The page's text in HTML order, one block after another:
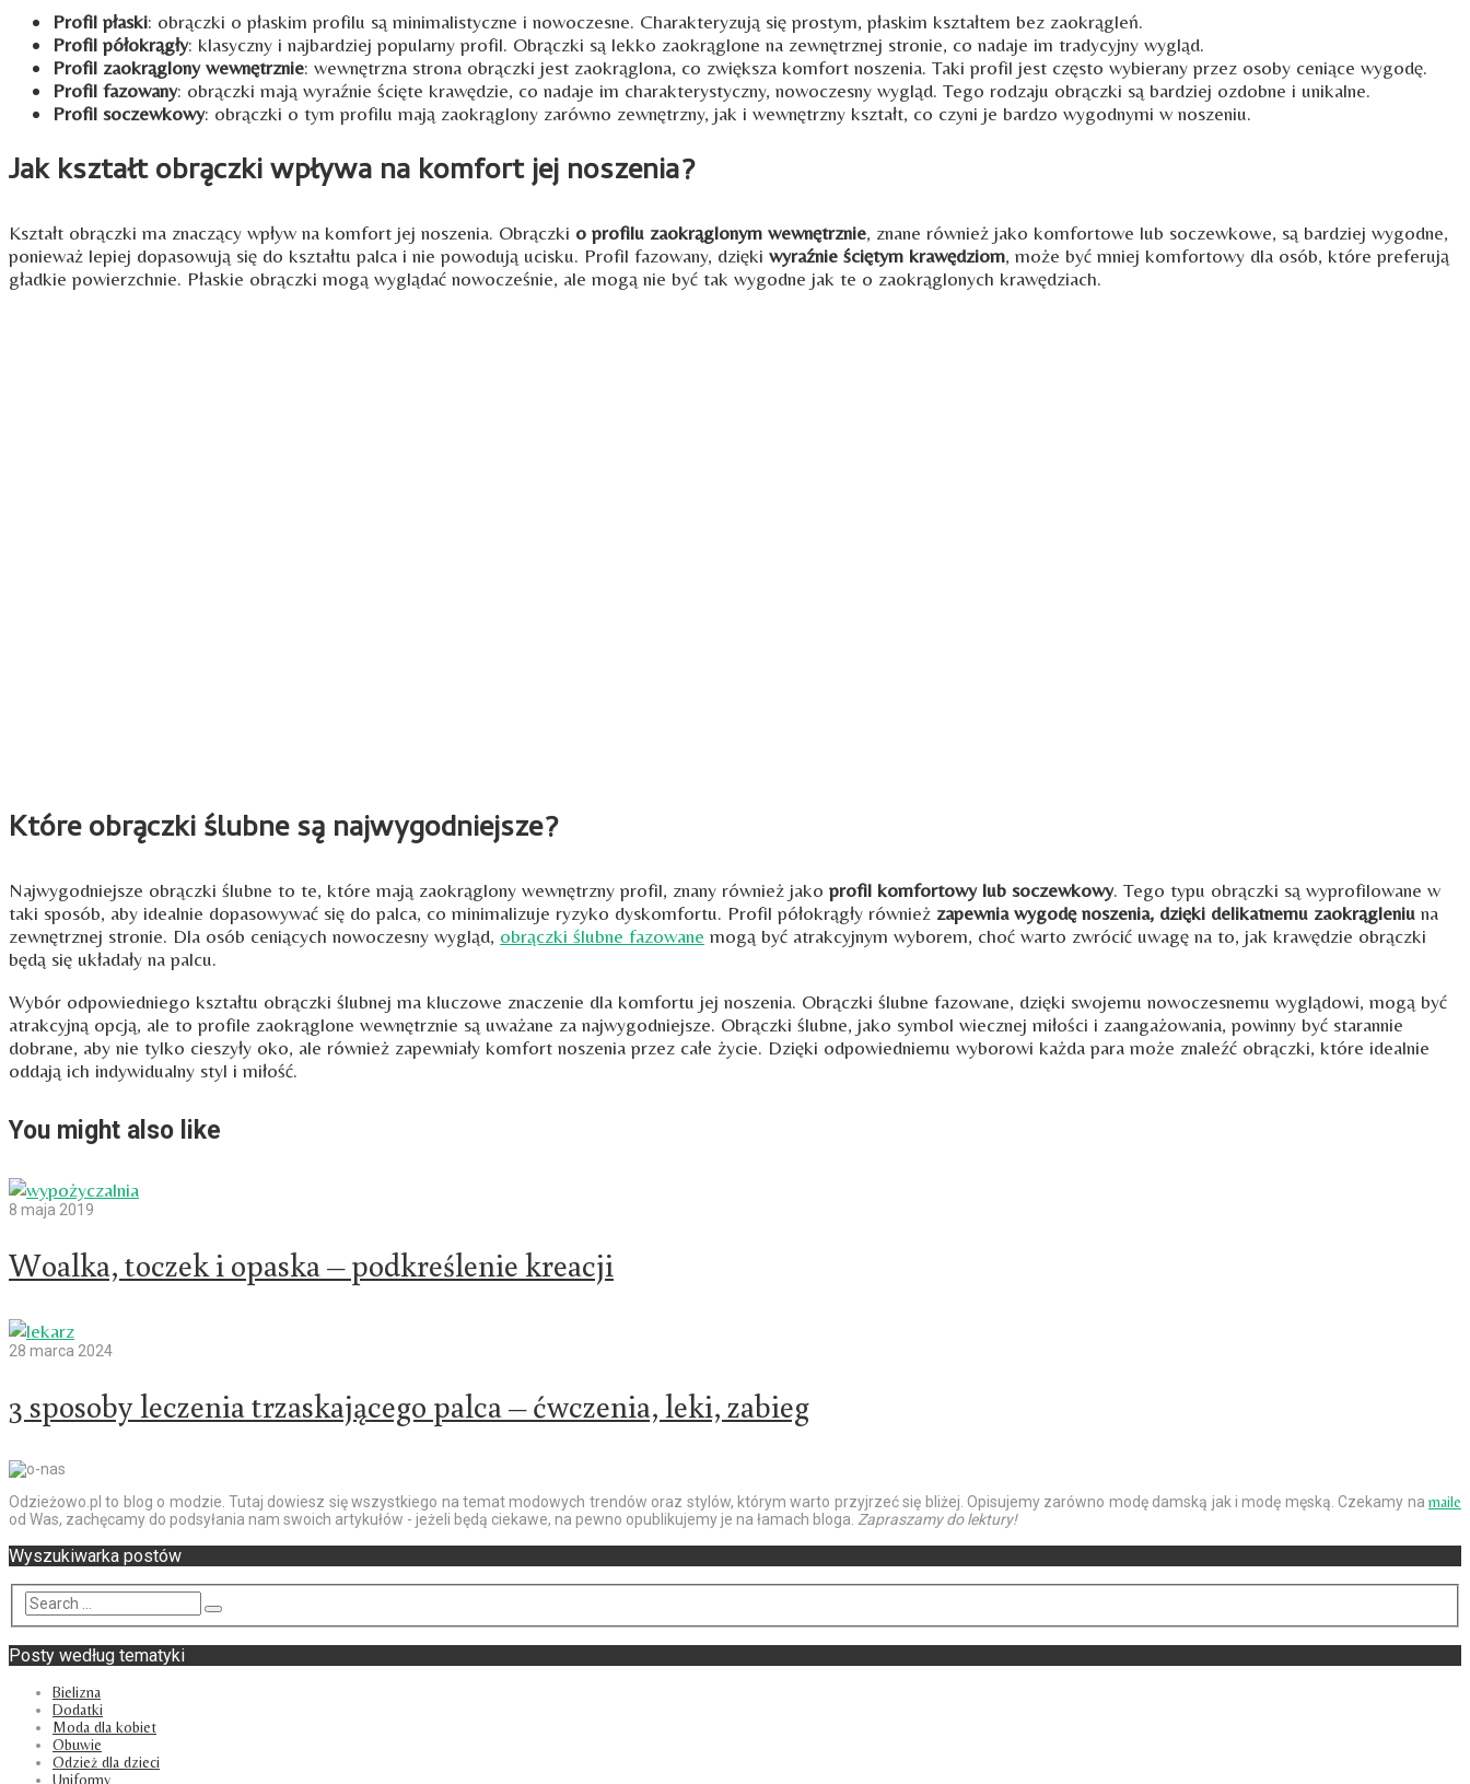
Profil płaski: obrączki o płaskim profilu są minimalistyczne i nowoczesne. Charakteryzują się prostym, płaskim kształtem bez zaokrągleń.
Profil półokrągły: klasyczny i najbardziej popularny profil. Obrączki są lekko zaokrąglone na zewnętrznej stronie, co nadaje im tradycyjny wygląd.
Profil zaokrąglony wewnętrznie: wewnętrzna strona obrączki jest zaokrąglona, co zwiększa komfort noszenia. Taki profil jest często wybierany przez osoby ceniące wygodę.
Profil fazowany: obrączki mają wyraźnie ścięte krawędzie, co nadaje im charakterystyczny, nowoczesny wygląd. Tego rodzaju obrączki są bardziej ozdobne i unikalne.
Profil soczewkowy: obrączki o tym profilu mają zaokrąglony zarówno zewnętrzny, jak i wewnętrzny kształt, co czyni je bardzo wygodnymi w noszeniu.
Jak kształt obrączki wpływa na komfort jej noszenia?
Kształt obrączki ma znaczący wpływ na komfort jej noszenia. Obrączki o profilu zaokrąglonym wewnętrznie, znane również jako komfortowe lub soczewkowe, są bardziej wygodne,
ponieważ lepiej dopasowują się do kształtu palca i nie powodują ucisku. Profil fazowany, dzięki wyraźnie ściętym krawędziom, może być mniej komfortowy dla osób, które preferują
gładkie powierzchnie. Płaskie obrączki mogą wyglądać nowocześnie, ale mogą nie być tak wygodne jak te o zaokrąglonych krawędziach.
Które obrączki ślubne są najwygodniejsze?
Najwygodniejsze obrączki ślubne to te, które mają zaokrąglony wewnętrzny profil, znany również jako profil komfortowy lub soczewkowy. Tego typu obrączki są wyprofilowane w
taki sposób, aby idealnie dopasowywać się do palca, co minimalizuje ryzyko dyskomfortu. Profil półokrągły również zapewnia wygodę noszenia, dzięki delikatnemu zaokrągleniu na
zewnętrznej stronie. Dla osób ceniących nowoczesny wygląd, obrączki ślubne fazowane mogą być atrakcyjnym wyborem, choć warto zwrócić uwagę na to, jak krawędzie obrączki
będą się układały na palcu.
Wybór odpowiedniego kształtu obrączki ślubnej ma kluczowe znaczenie dla komfortu jej noszenia. Obrączki ślubne fazowane, dzięki swojemu nowoczesnemu wyglądowi, mogą być
atrakcyjną opcją, ale to profile zaokrąglone wewnętrznie są uważane za najwygodniejsze. Obrączki ślubne, jako symbol wiecznej miłości i zaangażowania, powinny być starannie
dobrane, aby nie tylko cieszyły oko, ale również zapewniały komfort noszenia przez całe życie. Dzięki odpowiedniemu wyborowi każda para może znaleźć obrączki, które idealnie
oddają ich indywidualny styl i miłość.
You might also like
8 maja 2019
Woalka, toczek i opaska – podkreślenie kreacji
28 marca 2024
3 sposoby leczenia trzaskającego palca – ćwczenia, leki, zabieg
Odzieżowo.pl to blog o modzie. Tutaj dowiesz się wszystkiego na temat modowych trendów oraz stylów, którym warto przyjrzeć się bliżej. Opisujemy zarówno modę damską jak i modę męską. Czekamy na maile
od Was, zachęcamy do podsyłania nam swoich artykułów - jeżeli będą ciekawe, na pewno opublikujemy je na łamach bloga. Zapraszamy do lektury!
Wyszukiwarka postów
Posty według tematyki
Bielizna
Dodatki
Moda dla kobiet
Obuwie
Odzież dla dzieci
Uniformy